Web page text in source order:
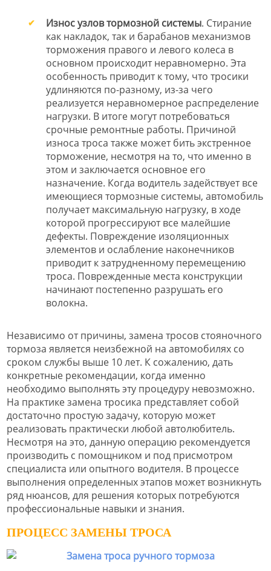
Износ узлов тормозной системы. Стирание
как накладок, так и барабанов механизмов
торможения правого и левого колеса в
основном происходит неравномерно. Эта
особенность приводит к тому, что тросики
удлиняются по-разному, из-за чего
реализуется неравномерное распределение
нагрузки. В итоге могут потребоваться
срочные ремонтные работы. Причиной
износа троса также может бить экстренное
торможение, несмотря на то, что именно в
этом и заключается основное его
назначение. Когда водитель задействует все
имеющиеся тормозные системы, автомобиль
получает максимальную нагрузку, в ходе
которой прогрессируют все малейшие
дефекты. Повреждение изоляционных
элементов и ослабление наконечников
приводит к затрудненному перемещению
троса. Поврежденные места конструкции
начинают постепенно разрушать его
волокна.
Независимо от причины, замена тросов стояночного
тормоза является неизбежной на автомобилях со
сроком службы выше 10 лет. К сожалению, дать
конкретные рекомендации, когда именно
необходимо выполнять эту процедуру невозможно.
На практике замена тросика представляет собой
достаточно простую задачу, которую может
реализовать практически любой автолюбитель.
Несмотря на это, данную операцию рекомендуется
производить с помощником и под присмотром
специалиста или опытного водителя. В процессе
выполнения определенных этапов может возникнуть
ряд нюансов, для решения которых потребуются
профессиональные навыки и знания.
ПРОЦЕСС ЗАМЕНЫ ТРОСА